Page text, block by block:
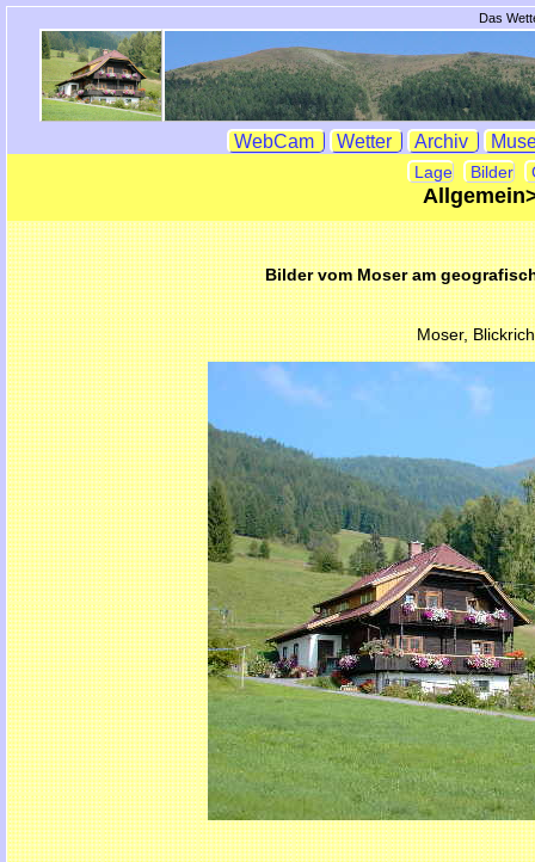
Das
WebCam Wetter Archiv
Lage Bilder
Bilder vom Moser am
Moser,